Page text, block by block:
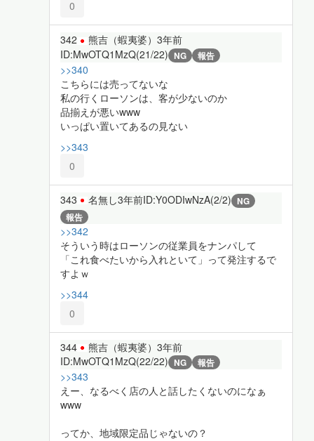
0
342 熊吉（蝦夷婆） 3年前
ID:MwOTQ1MzQ(21/22) NG 報告
>>340
こちらには売ってないな
私の行くローソンは、客が少ないのか
品揃えが悪いwww
いっぱい置いてあるの見ない
>>343
0
343 名無し3年前ID:Y0ODIwNzA(2/2) NG
報告
>>342
そういう時はローソンの従業員をナンパして
「これ食べたいから入れといて」って発注するで
すよｗ
>>344
0
344 熊吉（蝦夷婆） 3年前
ID:MwOTQ1MzQ(22/22) NG 報告
>>343
えー、なるべく店の人と話したくないのになぁ
www
ってか、地域限定品じゃないの？